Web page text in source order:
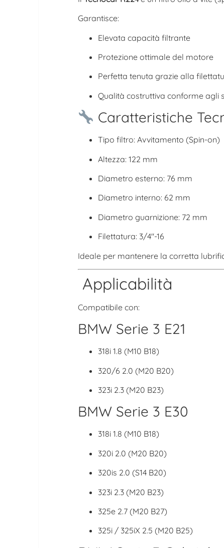
Garantisce:
Elevata capacità filtrante
Protezione ottimale del motore
Perfetta tenuta grazie alla
Qualità costruttiva conforme agli
Caratteristiche
Tipo filtro: Avvitamento (Spin-on)
Altezza: 122 mm
Diametro esterno: 76 mm
Diametro interno: 62 mm
Diametro guarnizione: 72 mm
Filettatura: 3/4″-16
Ideale per mantenere la corretta
Applicabilità
Compatibile con:
BMW Serie 3 E21
318i 1.8 (M10 B18)
320/6 2.0 (M20 B20)
323i 2.3 (M20 B23)
BMW Serie 3 E30
318i 1.8 (M10 B18)
320i 2.0 (M20 B20)
320is 2.0 (S14 B20)
323i 2.3 (M20 B23)
325e 2.7 (M20 B27)
325i / 325iX 2.5 (M20 B25)